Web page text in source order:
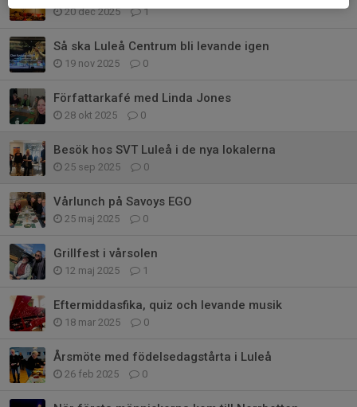
20 dec 2025 1
Så ska Luleå Centrum bli levande igen
19 nov 2025 0
Författarkafé med Linda Jones
28 okt 2025 0
Besök hos SVT Luleå i de nya lokalerna
25 sep 2025 0
Vårlunch på Savoys EGO
25 maj 2025 0
Grillfest i vårsolen
12 maj 2025 1
Eftermiddasfika, quiz och levande musik
18 mar 2025 0
Årsmöte med födelsedagstårta i Luleå
26 feb 2025 0